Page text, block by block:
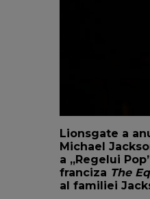
Lionsgate a
Michael
a „Regelui
franciza The
al familiei